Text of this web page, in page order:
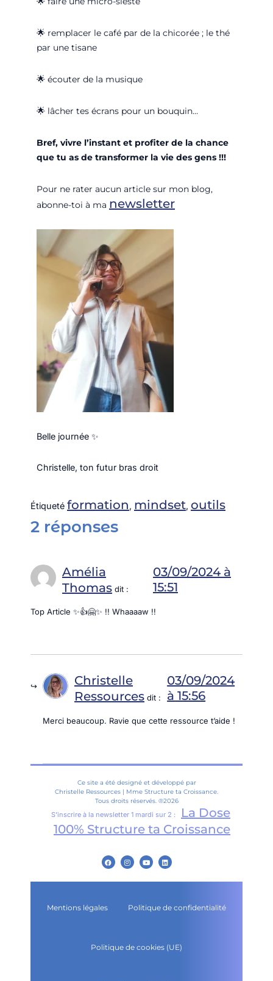
🌟 remplacer le café par de la chicorée ; le thé
par une tisane
🌟 écouter de la musique
🌟 lâcher tes écrans pour un bouquin…
Bref, vivre l’instant et profiter de la chance
que tu as de transformer la vie des gens !!!
Pour ne rater aucun article sur mon blog,
abonne-toi à ma newsletter
Belle journée ✨
Christelle, ton futur bras droit
Étiqueté formation, mindset, outils
2 réponses
Amélia
Thomas dit :
03/09/2024 à
15:51
Top Article ✨👍🤗✨ !! Whaaaaw !!
Christelle
Ressources dit :
03/09/2024
à 15:56
Merci beaucoup. Ravie que cette ressource t’aide !
Ce site a été designé et développé par
Christelle Ressources | Mme Structure ta Croissance.
Tous droits réservés. ®2026
S’inscrire à la newsletter 1 mardi sur 2 :
La Dose
100% Structure ta Croissance
Mentions légales Politique de confidentialité
Politique de cookies (UE)